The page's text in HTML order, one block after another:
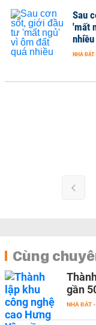
Sau
'mất
nhiều
NHÀ ĐẤT
Cùng
gần
NHÀ ĐẤT -